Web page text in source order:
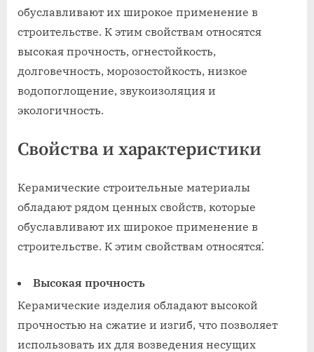
обуславливают их широкое применение в
строительстве. К этим свойствам относятся
высокая прочность, огнестойкость,
долговечность, морозостойкость, низкое
водопоглощение, звукоизоляция и
экологичность.
Свойства и характеристики
Керамические строительные материалы
обладают рядом ценных свойств, которые
обуславливают их широкое применение в
строительстве. К этим свойствам относятся⁚
Высокая прочность
Керамические изделия обладают высокой
прочностью на сжатие и изгиб, что позволяет
использовать их для возведения несущих